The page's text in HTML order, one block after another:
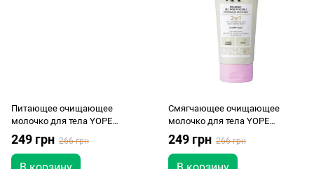
Питающее очищающее
молочко для тела YOPE
CREAMY AMBER 200мл
249 грн 266 грн
Смягчающее очищающее
молочко для тела YOPE
CREAMY MUSK 200мл
249 грн 266 грн